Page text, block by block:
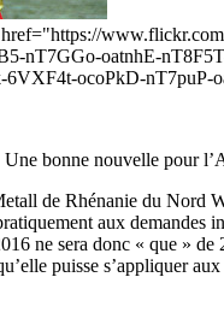
nT7GGo-oatnhE-
ocoPkD-
bonne nouvelle pour
de Rhénanie du Nord
aux
ne sera donc « que »
puisse s’appliquer